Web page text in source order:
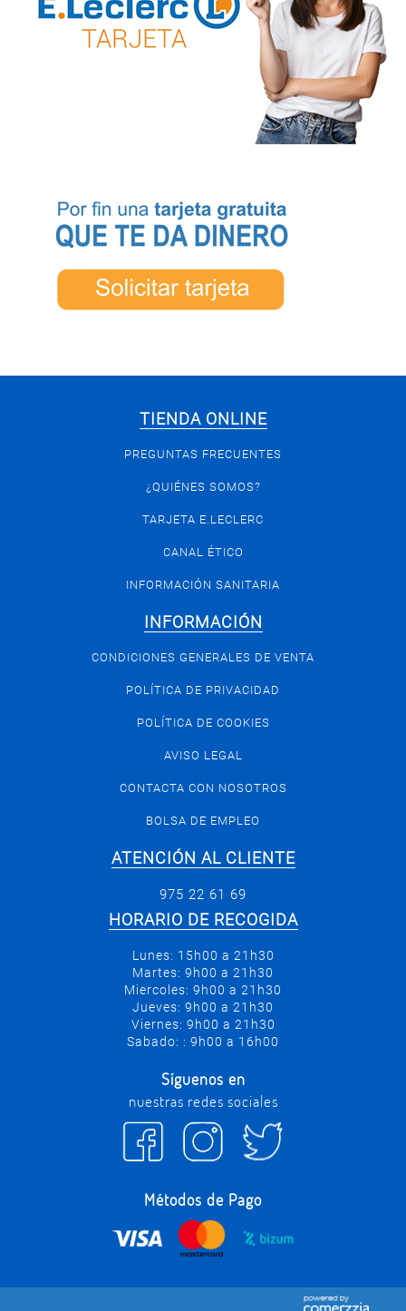
TIENDA ONLINE
PREGUNTAS FRECUENTES
¿QUIÉNES SOMOS?
TARJETA E.LECLERC
CANAL ÉTICO
INFORMACIÓN SANITARIA
INFORMACIÓN
CONDICIONES GENERALES DE VENTA
POLÍTICA DE PRIVACIDAD
POLÍTICA DE COOKIES
AVISO LEGAL
CONTACTA CON NOSOTROS
BOLSA DE EMPLEO
ATENCIÓN AL CLIENTE
975 22 61 69
HORARIO DE RECOGIDA
Lunes: 15h00 a 21h30
Martes: 9h00 a 21h30
Miercoles: 9h00 a 21h30
Jueves: 9h00 a 21h30
Viernes: 9h00 a 21h30
Sabado: : 9h00 a 16h00
Síguenos en
nuestras redes sociales
Métodos de Pago
. .